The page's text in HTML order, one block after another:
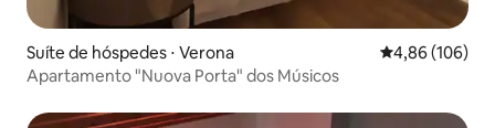
Suíte de hóspedes ⋅ Verona 4,86 de uma
4,86 (106)
Apartamento "Nuova Porta" dos Músicos